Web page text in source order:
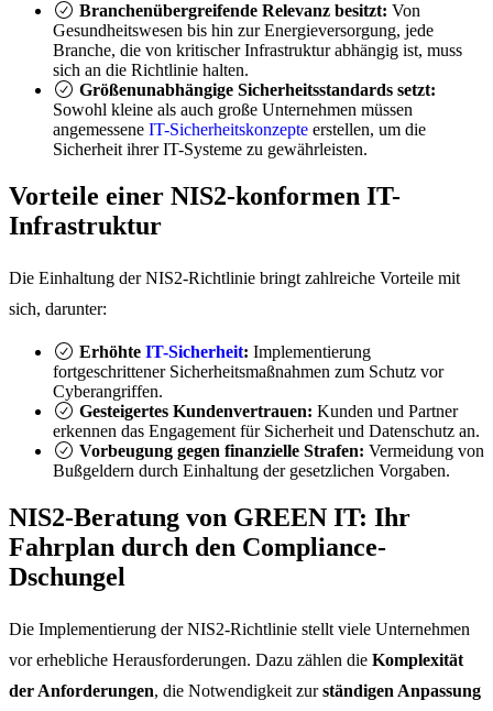
Branchenübergreifende Relevanz besitzt: Von
Gesundheitswesen bis hin zur Energieversorgung, jede
Branche, die von kritischer Infrastruktur abhängig ist, muss
sich an die Richtlinie halten.
Größenunabhängige Sicherheitsstandards setzt:
Sowohl kleine als auch große Unternehmen müssen
angemessene IT-Sicherheitskonzepte erstellen, um die
Sicherheit ihrer IT-Systeme zu gewährleisten.
Vorteile einer NIS2-konformen IT-
Infrastruktur
Die Einhaltung der NIS2-Richtlinie bringt zahlreiche Vorteile mit
sich, darunter:
Erhöhte IT-Sicherheit: Implementierung
fortgeschrittener Sicherheitsmaßnahmen zum Schutz vor
Cyberangriffen.
Gesteigertes Kundenvertrauen: Kunden und Partner
erkennen das Engagement für Sicherheit und Datenschutz an.
Vorbeugung gegen finanzielle Strafen: Vermeidung von
Bußgeldern durch Einhaltung der gesetzlichen Vorgaben.
NIS2-Beratung von GREEN IT: Ihr
Fahrplan durch den Compliance-
Dschungel
Die Implementierung der NIS2-Richtlinie stellt viele Unternehmen
vor erhebliche Herausforderungen. Dazu zählen die Komplexität
der Anforderungen, die Notwendigkeit zurständigen Anpassung